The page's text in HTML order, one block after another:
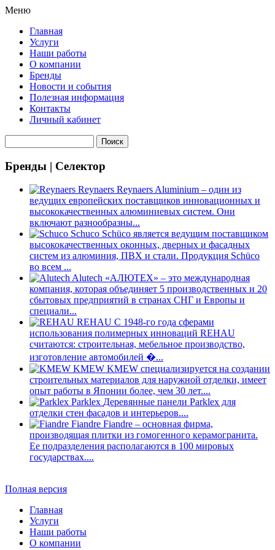
Меню
Главная
Услуги
Наши работы
О компании
Бренды
Новости и события
Полезная информация
Контакты
Личный кабинет
Бренды | Селектор
Reynaers Reynaers Aluminium – один из
ведущих европейских поставщиков инновационных и
высококачественных алюминиевых систем. Они
включают разнообразны...
Schuco Schüco является ведущим поставщиком
высококачественных оконных, дверных и фасадных
систем из алюминия, ПВХ и стали. Продукция Schüco
во всем ...
Alutech «АЛЮТЕХ» – это международная
компания, которая объединяет 5 производственных и 20
сбытовых предприятий в странах СНГ и Европы и
специали...
REHAU С 1948-го года сферами
использования полимерных инноваций REHAU
считаются: строительная, мебельное производство,
изготовление автомобилей �...
KMEW KMEW специализируется на создании
строительных материалов для наружной отделки, имеет
опыт работы в Японии более, чем 30 лет....
Parklex Деревянные панели Parklex для
отделки стен фасадов и интерьеров....
Fiandre Fiandre – основная фирма,
производящая плитки из гомогенного керамогранита.
Ее подразделения располагаются в 100 мировых
государствах....
Полная версия
Главная
Услуги
Наши работы
О компании